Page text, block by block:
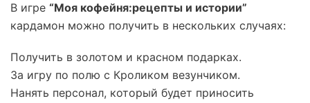
В игре “Моя кофейня:рецепты и истории”
кардамон можно получить в нескольких случаях:
Получить в золотом и красном подарках.
За игру по полю с Кроликом везунчиком.
Нанять персонал, который будет приносить